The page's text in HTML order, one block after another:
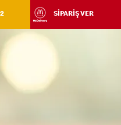
SİPARİŞ VER